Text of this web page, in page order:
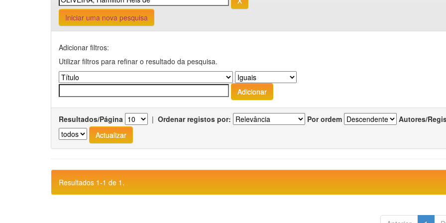
Iniciar uma nova pesquisa
Adicionar filtros:
Utilizar filtros para refinar o resultado da pesquisa.
Resultados/Página | Ordenar registos por: Por ordem Autores/
Resultados 1-1 de 1.